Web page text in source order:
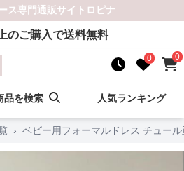
ス専門通販サイト ロピナ
のご購入で送料無料
0 0
品を検索 人気ランキング
› ベビー用フォーマルドレス チュー